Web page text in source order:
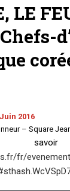
LE
Chefs-
2016
– Square
fr/